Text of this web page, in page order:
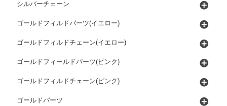
シルバーチェーン
ゴールドフィルドパーツ(イエロー)
ゴールドフィルドチェーン(イエロー)
ゴールドフィールドパーツ(ピンク)
ゴールドフィルドチェーン(ピンク)
ゴールドパーツ